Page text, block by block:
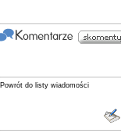
Powrót do listy wiadomości